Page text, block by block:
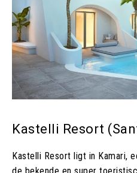
Kastelli Resort
Kastelli Resort ligt in Kamari,